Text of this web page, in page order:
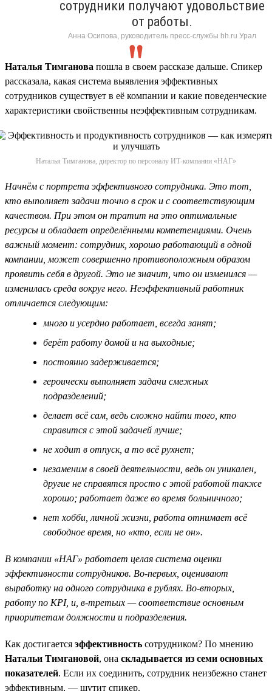
сотрудники получают удовольствие
от работы.
Анна Осипова, руководитель пресс-службы hh.ru Урал
Наталья Тимганова пошла в своем рассказе дальше. Спикер
рассказала, какая система выявления эффективных
сотрудников существует в её компании и какие поведенческие
характеристики свойственны неэффективным сотрудникам.
Наталья Тимганова, директор по персоналу ИТ-компании «НАГ»
Начнём с портрета эффективного сотрудника. Это тот,
кто выполняет задачи точно в срок и с соответствующим
качеством. При этом он тратит на это оптимальные
ресурсы и обладает определёнными компетенциями. Очень
важный момент: сотрудник, хорошо работающий в одной
компании, может совершенно противоположным образом
проявить себя в другой. Это не значит, что он изменился —
изменилась среда вокруг него. Неэффективный работник
отличается следующим:
много и усердно работает, всегда занят;
берёт работу домой и на выходные;
постоянно задерживается;
героически выполняет задачи смежных
подразделений;
делает всё сам, ведь сложно найти того, кто
справится с этой задачей лучше;
не ходит в отпуск, а то всё рухнет;
незаменим в своей деятельности, ведь он уникален,
другие не справятся просто с этой работой также
хорошо; работает даже во время больничного;
нет хобби, личной жизни, работа отнимает всё
свободное время, но «кто, если не он».
В компании «НАГ» работает целая система оценки
эффективности сотрудников. Во-первых, оценивают
выработку на одного сотрудника в рублях. Во-вторых,
работу по KPI, и, в-третьих — соответствие основным
приоритетам должности и подразделения.
Как достигается эффективность сотрудником? По мнению
Натальи Тимгановой, она складывается из семи основных
показателей. Если их соединить, сотрудник неизбежно станет
эффективным, — шутит спикер.